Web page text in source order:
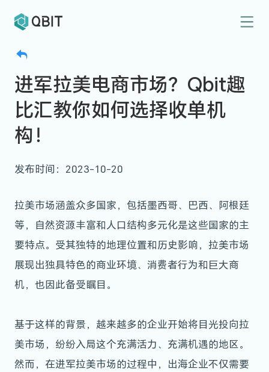
进军拉美电商市场？Qbit趣
比汇教你如何选择收单机
构！
发布时间：2023-10-20
拉美市场涵盖众多国家，包括墨西哥、巴西、阿根廷
等，自然资源丰富和人口结构多元化是这些国家的主
要特点。受其独特的地理位置和历史影响，拉美市场
展现出独具特色的商业环境、消费者行为和巨大商
机，也因此备受瞩目。
基于这样的背景，越来越多的企业开始将目光投向拉
美市场，纷纷入局这个充满活力、充满机遇的地区。
然而，在进军拉美市场的过程中，出海企业不仅需要